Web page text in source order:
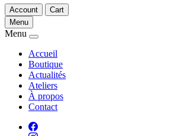
Account
Cart
Menu
Menu
Accueil
Boutique
Actualités
Ateliers
À propos
Contact